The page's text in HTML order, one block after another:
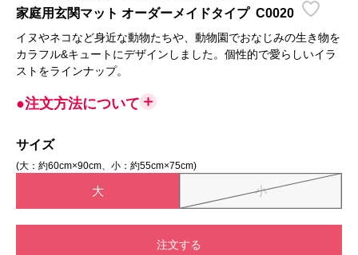
家庭用玄関マット オーダーメイドタイプ C0020
イヌやネコなど身近な動物たちや、動物園でおなじみの生き物を
カラフル&キュートにデザインしました。個性的で愛らしいイラ
ストをラインナップ。
●注文方法について
サイズ
(大：約60cm×90cm、小：約55cm×75cm)
大 小
注文する